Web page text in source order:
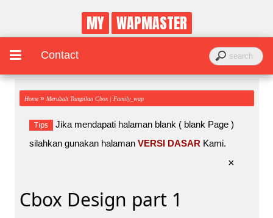
MY WAPMASTER
Contact
Home » Merubah Tampilan Cbox | Family_wap
Tips
Jika mendapati halaman blank ( blank Page )
silahkan gunakan halaman VERSI DASAR Kami.
×
Cbox Design part 1